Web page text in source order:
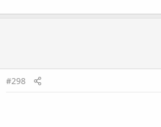
#298